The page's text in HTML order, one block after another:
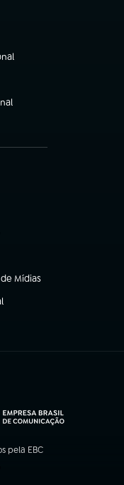
aba)
Mídias
aba)
pela EBC